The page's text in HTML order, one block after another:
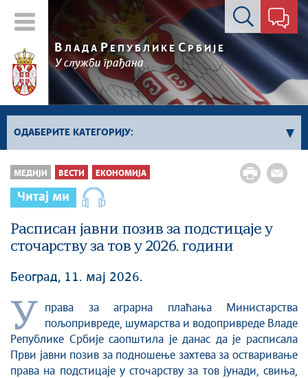
Контакт форма
В ЛАДА РЕПУБЛИКЕ СРБИЈЕ
У служби грађана
ОДАБЕРИТЕ КАТЕГОРИЈУ:
Влада Србије
Активности премијера
Активности потпредседника
Активности Владе
Косово и Метохија
Економија
Стоп корупцији
Култура и вера
Спорт
Конференције за новинаре
МЕДИЈИ ВЕСТИ ЕКОНОМИЈА
Читај ми
Расписан јавни позив за подстицаје у
сточарству за тов у 2026. години
Београд, 11. мај 2026.
У
права за аграрна плаћања Министарствa
пољопривреде, шумарства и водопривреде Владе
Републике Србије саопштила је данас да је расписала
Први јавни позив за подношење захтева за остваривање
права на подстицаје у сточарству за тов јунади, свиња,